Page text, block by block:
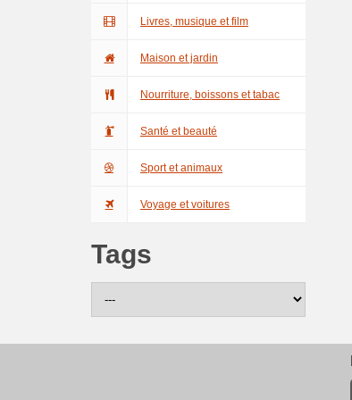
Livres, musique et film
Maison et jardin
Nourriture, boissons et tabac
Santé et beauté
Sport et animaux
Voyage et voitures
Tags